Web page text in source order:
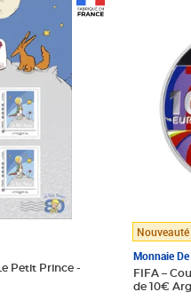
Petit Prince -
Nouveauté
Monnaie
FIFA –
de 10€